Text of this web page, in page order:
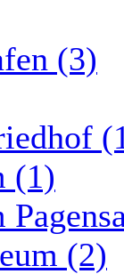
(3)
(1)
(2)